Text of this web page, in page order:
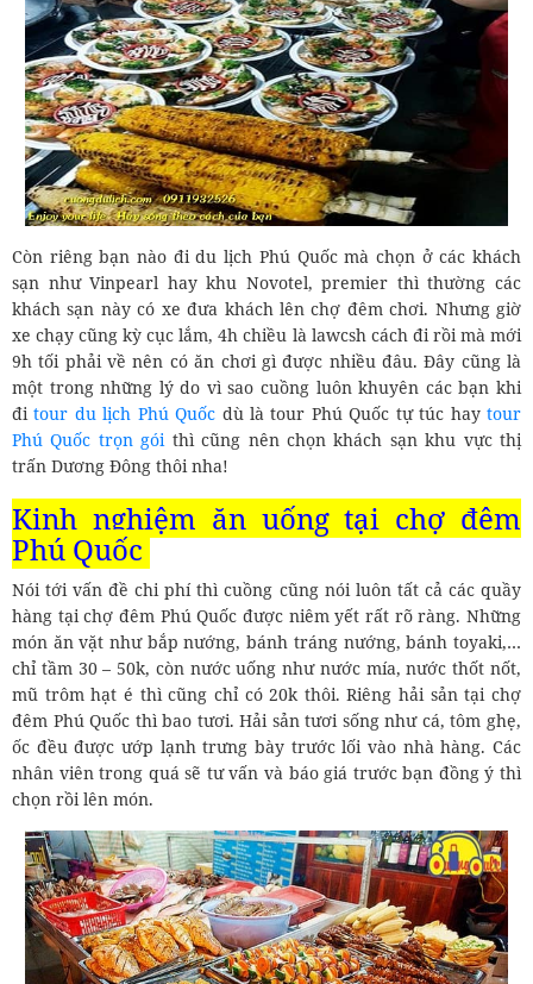
Còn riêng bạn nào đi du lịch Phú Quốc mà chọn ở các khách
sạn như Vinpearl hay khu Novotel, premier thì thường các
khách sạn này có xe đưa khách lên chợ đêm chơi. Nhưng giờ
xe chạy cũng kỳ cục lắm, 4h chiều là lawcsh cách đi rồi mà mới
9h tối phải về nên có ăn chơi gì được nhiều đâu. Đây cũng là
một trong những lý do vì sao cuồng luôn khuyên các bạn khi
đitour du lịch Phú Quốc dù là tour Phú Quốc tự túc haytour
Phú Quốc trọn gói thì cũng nên chọn khách sạn khu vực thị
trấn Dương Đông thôi nha!
Kinh nghiệm ăn uống tại chợ đêm
Phú Quốc
Nói tới vấn đề chi phí thì cuồng cũng nói luôn tất cả các quầy
hàng tại chợ đêm Phú Quốc được niêm yết rất rõ ràng. Những
món ăn vặt như bắp nướng, bánh tráng nướng, bánh toyaki,…
chỉ tầm 30 – 50k, còn nước uống như nước mía, nước thốt nốt,
mũ trôm hạt é thì cũng chỉ có 20k thôi. Riêng hải sản tại chợ
đêm Phú Quốc thì bao tươi. Hải sản tươi sống như cá, tôm ghẹ,
ốc đều được ướp lạnh trưng bày trước lối vào nhà hàng. Các
nhân viên trong quá sẽ tư vấn và báo giá trước bạn đồng ý thì
chọn rồi lên món.